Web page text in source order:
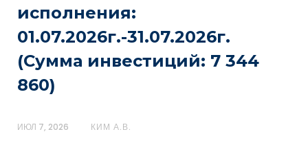
исполнения:
01.07.2026г.-31.07.2026г.
(Сумма инвестиций: 7 344
860)
ИЮЛ 7, 2026 КИМ А.В.